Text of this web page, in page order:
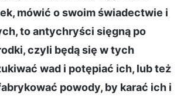
mówić o swoim świadectwie i
to antychryści sięgną po
czyli będą się w tych
wad i potępiać ich, lub też
powody, by karać ich i